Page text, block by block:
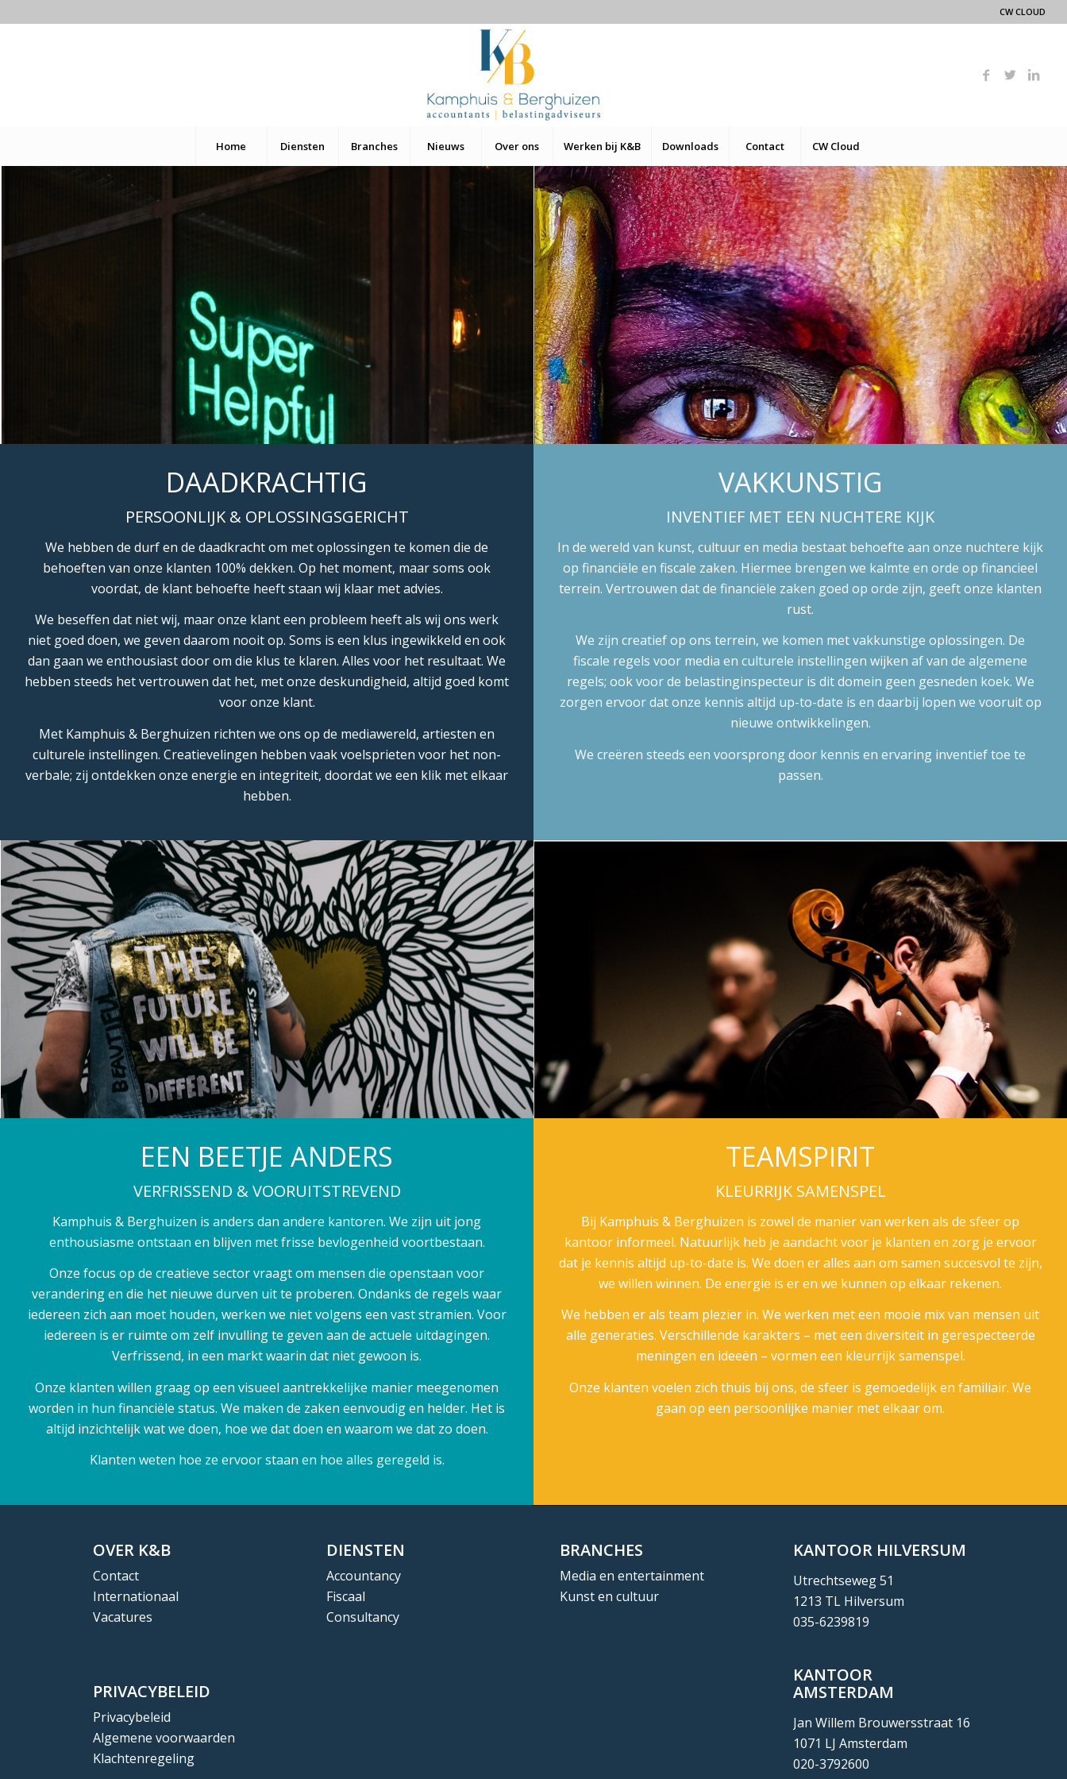
CW CLOUD
Home Diensten Branches Nieuws Over ons Werken bij K&B Downloads Contact CW Cloud
DAADKRACHTIG
PERSOONLIJK & OPLOSSINGSGERICHT
We hebben de durf en de daadkracht om met oplossingen te komen die de
behoeften van onze klanten 100% dekken. Op het moment, maar soms ook
voordat, de klant behoefte heeft staan wij klaar met advies.
We beseffen dat niet wij, maar onze klant een probleem heeft als wij ons werk
niet goed doen, we geven daarom nooit op. Soms is een klus ingewikkeld en ook
dan gaan we enthousiast door om die klus te klaren. Alles voor het resultaat. We
hebben steeds het vertrouwen dat het, met onze deskundigheid, altijd goed komt
voor onze klant.
Met Kamphuis & Berghuizen richten we ons op de mediawereld, artiesten en
culturele instellingen. Creatievelingen hebben vaak voelsprieten voor het non-
verbale; zij ontdekken onze energie en integriteit, doordat we een klik met elkaar
hebben.
VAKKUNSTIG
INVENTIEF MET EEN NUCHTERE KIJK
In de wereld van kunst, cultuur en media bestaat behoefte aan onze nuchtere kijk
op financiële en fiscale zaken. Hiermee brengen we kalmte en orde op financieel
terrein. Vertrouwen dat de financiële zaken goed op orde zijn, geeft onze klanten
rust.
We zijn creatief op ons terrein, we komen met vakkunstige oplossingen. De
fiscale regels voor media en culturele instellingen wijken af van de algemene
regels; ook voor de belastinginspecteur is dit domein geen gesneden koek. We
zorgen ervoor dat onze kennis altijd up-to-date is en daarbij lopen we vooruit op
nieuwe ontwikkelingen.
We creëren steeds een voorsprong door kennis en ervaring inventief toe te
passen.
EEN BEETJE ANDERS
VERFRISSEND & VOORUITSTREVEND
Kamphuis & Berghuizen is anders dan andere kantoren. We zijn uit jong
enthousiasme ontstaan en blijven met frisse bevlogenheid voortbestaan.
Onze focus op de creatieve sector vraagt om mensen die openstaan voor
verandering en die het nieuwe durven uit te proberen. Ondanks de regels waar
iedereen zich aan moet houden, werken we niet volgens een vast stramien. Voor
iedereen is er ruimte om zelf invulling te geven aan de actuele uitdagingen.
Verfrissend, in een markt waarin dat niet gewoon is.
Onze klanten willen graag op een visueel aantrekkelijke manier meegenomen
worden in hun financiële status. We maken de zaken eenvoudig en helder. Het is
altijd inzichtelijk wat we doen, hoe we dat doen en waarom we dat zo doen.
Klanten weten hoe ze ervoor staan en hoe alles geregeld is.
TEAMSPIRIT
KLEURRIJK SAMENSPEL
Bij Kamphuis & Berghuizen is zowel de manier van werken als de sfeer op
kantoor informeel. Natuurlijk heb je aandacht voor je klanten en zorg je ervoor
dat je kennis altijd up-to-date is. We doen er alles aan om samen succesvol te zijn,
we willen winnen. De energie is er en we kunnen op elkaar rekenen.
We hebben er als team plezier in. We werken met een mooie mix van mensen uit
alle generaties. Verschillende karakters – met een diversiteit in gerespecteerde
meningen en ideeën – vormen een kleurrijk samenspel.
Onze klanten voelen zich thuis bij ons, de sfeer is gemoedelijk en familiair. We
gaan op een persoonlijke manier met elkaar om.
OVER K&B
Contact
Internationaal
Vacatures
PRIVACYBELEID
Privacybeleid
Algemene voorwaarden
Klachtenregeling
DIENSTEN
Accountancy
Fiscaal
Consultancy
BRANCHES
Media en entertainment
Kunst en cultuur
KANTOOR HILVERSUM
Utrechtseweg 51
1213 TL Hilversum
035-6239819
KANTOOR
AMSTERDAM
Jan Willem Brouwersstraat 16
1071 LJ Amsterdam
020-3792600